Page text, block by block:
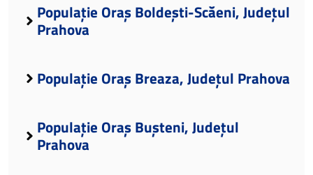
Populație Oraș Boldești-Scăeni, Județul
Prahova
Populație Oraș Breaza, Județul Prahova
Populație Oraș Bușteni, Județul
Prahova